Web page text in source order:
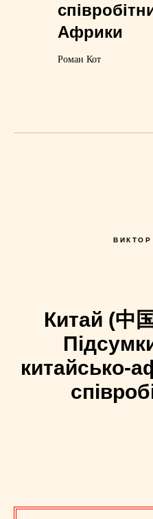
Африки
Роман Кот
Китай (中
китайсько-